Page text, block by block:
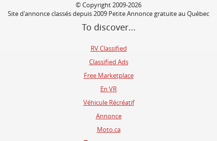
© Copyright 2009-2026
Site d'annonce classés depuis 2009 Petite Annonce gratuite au Québec
To discover...
RV Classified
Classified Ads
Free Marketplace
En VR
Véhicule Récréatif
Annonce
Moto.ca